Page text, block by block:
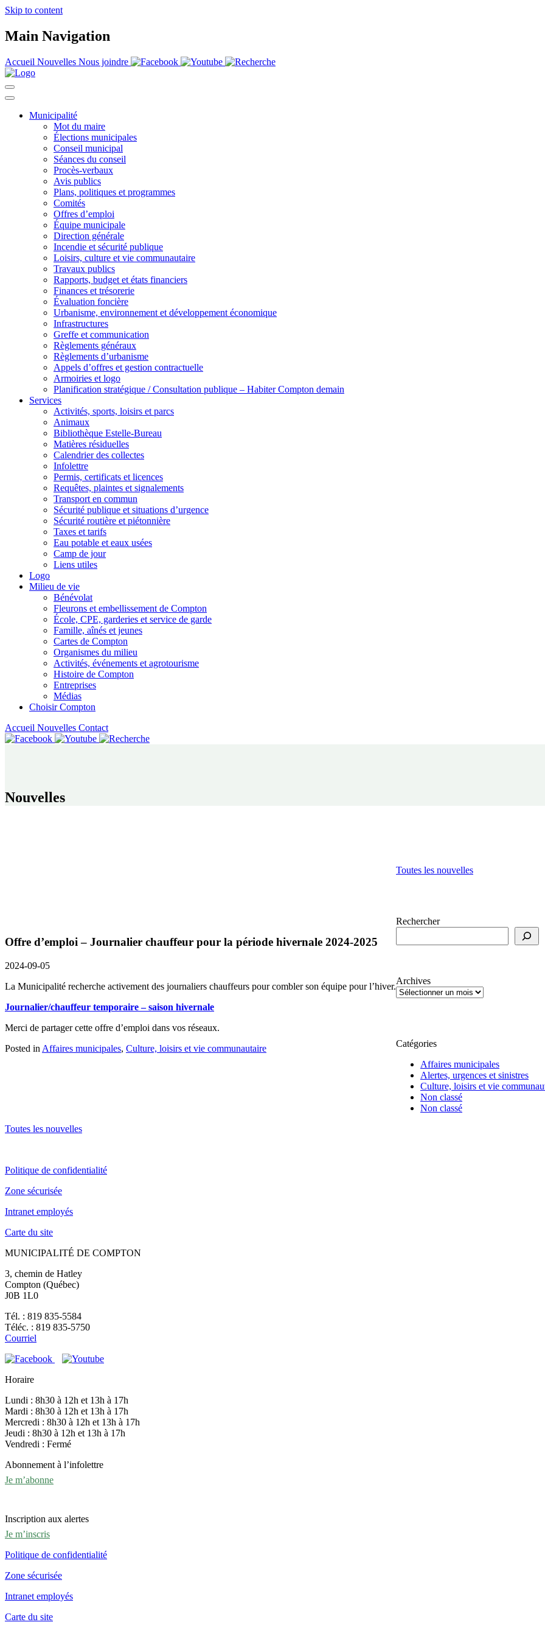
Skip to content
Main Navigation
Accueil Nouvelles Nous joindre
Municipalité
Mot du maire
Élections municipales
Conseil municipal
Séances du conseil
Procès-verbaux
Avis publics
Plans, politiques et programmes
Comités
Offres d’emploi
Équipe municipale
Direction générale
Incendie et sécurité publique
Loisirs, culture et vie communautaire
Travaux publics
Rapports, budget et états financiers
Finances et trésorerie
Évaluation foncière
Urbanisme, environnement et développement économique
Infrastructures
Greffe et communication
Règlements généraux
Règlements d’urbanisme
Appels d’offres et gestion contractuelle
Armoiries et logo
Planification stratégique / Consultation publique – Habiter Compton demain
Services
Activités, sports, loisirs et parcs
Animaux
Bibliothèque Estelle-Bureau
Matières résiduelles
Calendrier des collectes
Infolettre
Permis, certificats et licences
Requêtes, plaintes et signalements
Transport en commun
Sécurité publique et situations d’urgence
Sécurité routière et piétonnière
Taxes et tarifs
Eau potable et eaux usées
Camp de jour
Liens utiles
Logo
Milieu de vie
Bénévolat
Fleurons et embellissement de Compton
École, CPE, garderies et service de garde
Famille, aînés et jeunes
Cartes de Compton
Organismes du milieu
Activités, événements et agrotourisme
Histoire de Compton
Entreprises
Médias
Choisir Compton
Accueil Nouvelles Contact
Nouvelles
Offre d’emploi – Journalier chauffeur pour la période hivernale 2024-2025
2024-09-05
La Municipalité recherche activement des journaliers chauffeurs pour combler son équipe pour l’hiver.
Journalier/chauffeur temporaire – saison hivernale
Merci de partager cette offre d’emploi dans vos réseaux.
Posted in Affaires municipales, Culture, loisirs et vie communautaire
Toutes les nouvelles
Rechercher
Archives
Catégories
Affaires municipales
Alertes, urgences et sinistres
Culture, loisirs et vie
Non classé
Non classé
Toutes les nouvelles
Politique de confidentialité
Zone sécurisée
Intranet employés
Carte du site
MUNICIPALITÉ DE COMPTON
3, chemin de Hatley
Compton (Québec)
J0B 1L0
Tél. : 819 835-5584
Téléc. : 819 835-5750
Courriel
Horaire
Lundi : 8h30 à 12h et 13h à 17h
Mardi : 8h30 à 12h et 13h à 17h
Mercredi : 8h30 à 12h et 13h à 17h
Jeudi : 8h30 à 12h et 13h à 17h
Vendredi : Fermé
Abonnement à l’infolettre
Je m’abonne
Inscription aux alertes
Je m’inscris
Politique de confidentialité
Zone sécurisée
Intranet employés
Carte du site